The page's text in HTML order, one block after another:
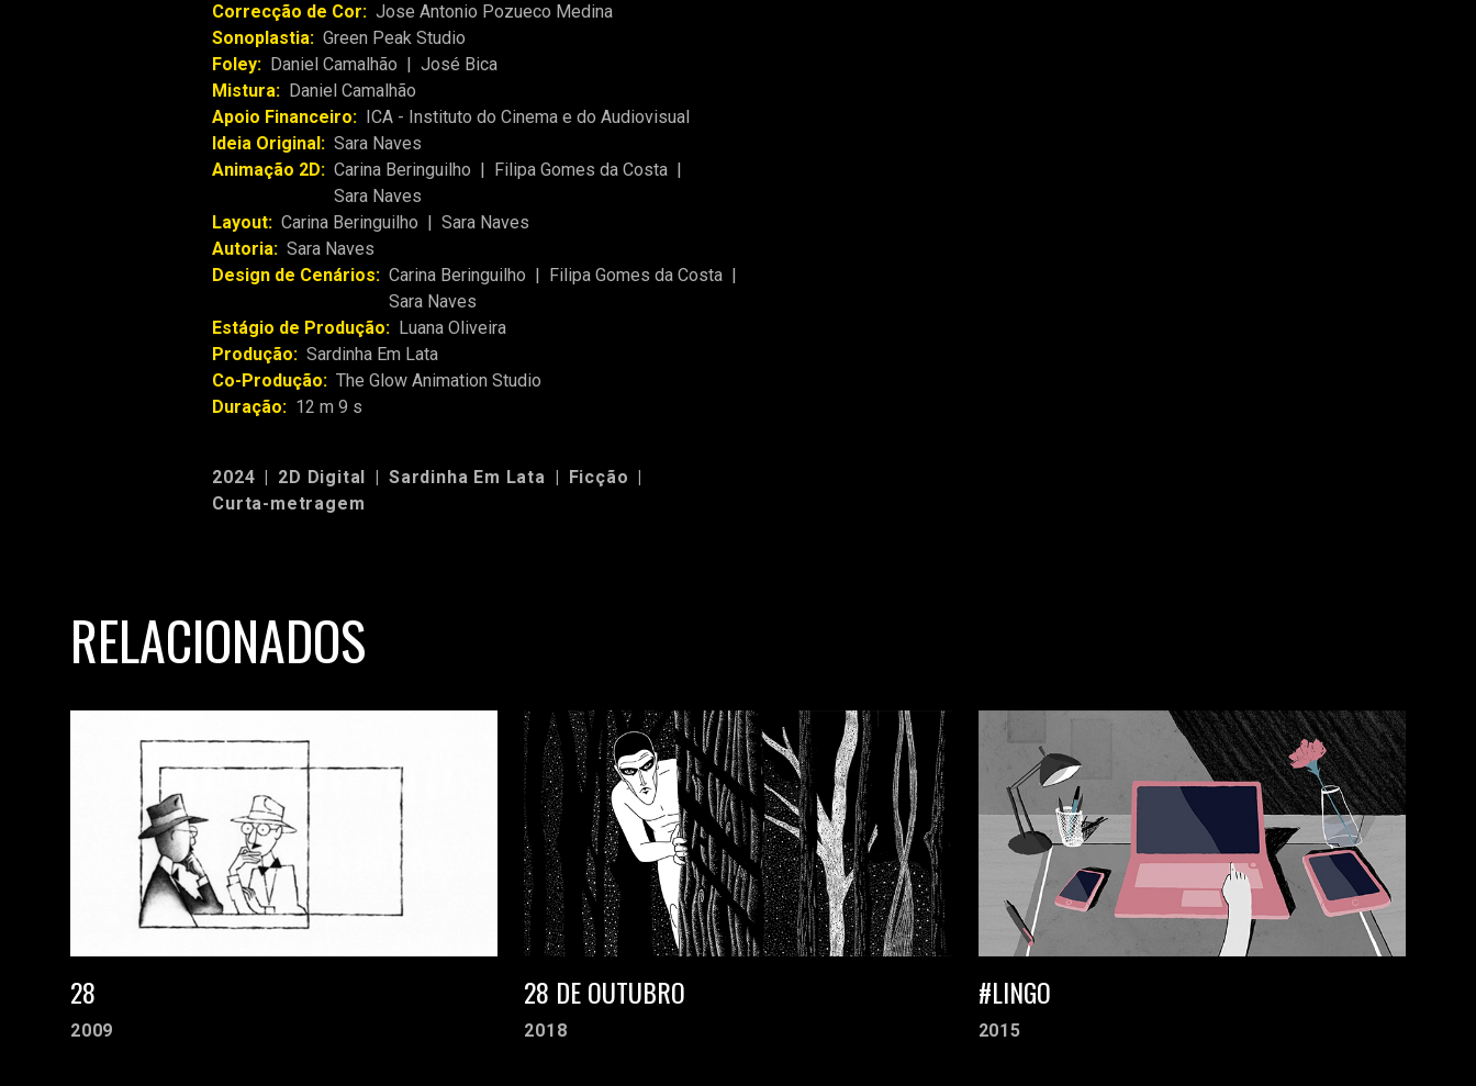
Correcção de Cor: Jose Antonio Pozueco Medina
Sonoplastia: Green Peak Studio
Foley: Daniel Camalhão
José Bica
Mistura: Daniel Camalhão
Apoio Financeiro:
ICA - Instituto do Cinema e do Audiovisual
Ideia Original: Sara Naves
Animação 2D: Carina Beringuilho Filipa Gomes da Costa
Sara Naves
Layout: Carina Beringuilho
Sara Naves
Autoria: Sara Naves
Design de Cenários: Carina Beringuilho Filipa Gomes da Costa
Sara Naves
Estágio de Produção: Luana Oliveira
Produção: Sardinha Em Lata
Co-Produção: The Glow Animation Studio
Duração: 12 m 9 s
2024 2D Digital Sardinha Em Lata Ficção
Curta-metragem
RELACIONADOS
28
2009
28 DE OUTUBRO
2018
#LINGO
2015